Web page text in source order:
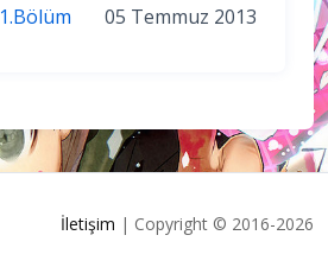
1.Bölüm 05 Temmuz 2013
İletişim | Copyright © 2016-2026